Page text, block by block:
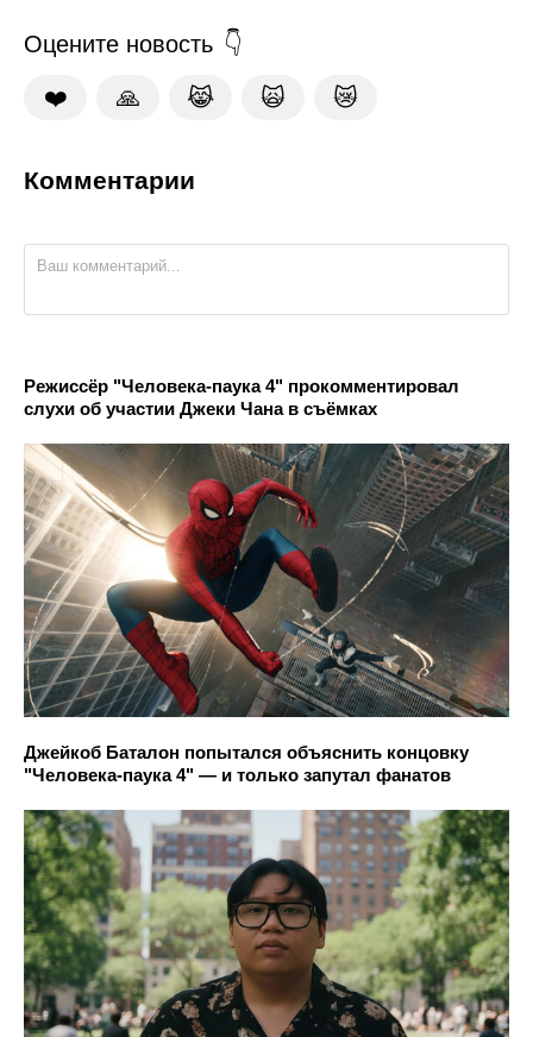
Оцените новость
❤️ 🙏 😹 🙀 😿
Комментарии
Режиссёр "Человека-паука 4" прокомментировал
слухи об участии Джеки Чана в съёмках
Джейкоб Баталон попытался объяснить концовку
"Человека-паука 4" — и только запутал фанатов